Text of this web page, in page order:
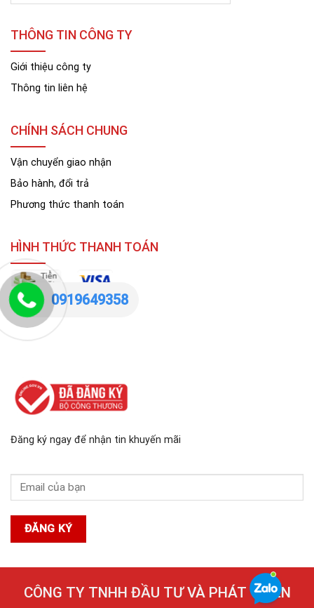
THÔNG TIN CÔNG TY
Giới thiệu công ty
Thông tin liên hệ
CHÍNH SÁCH CHUNG
Vận chuyển giao nhận
Bảo hành, đổi trả
Phương thức thanh toán
HÌNH THỨC THANH TOÁN
Đăng ký ngay để nhận tin khuyến mãi
CÔNG TY TNHH ĐẦU TƯ VÀ PHÁT TRIỂN
0919649358